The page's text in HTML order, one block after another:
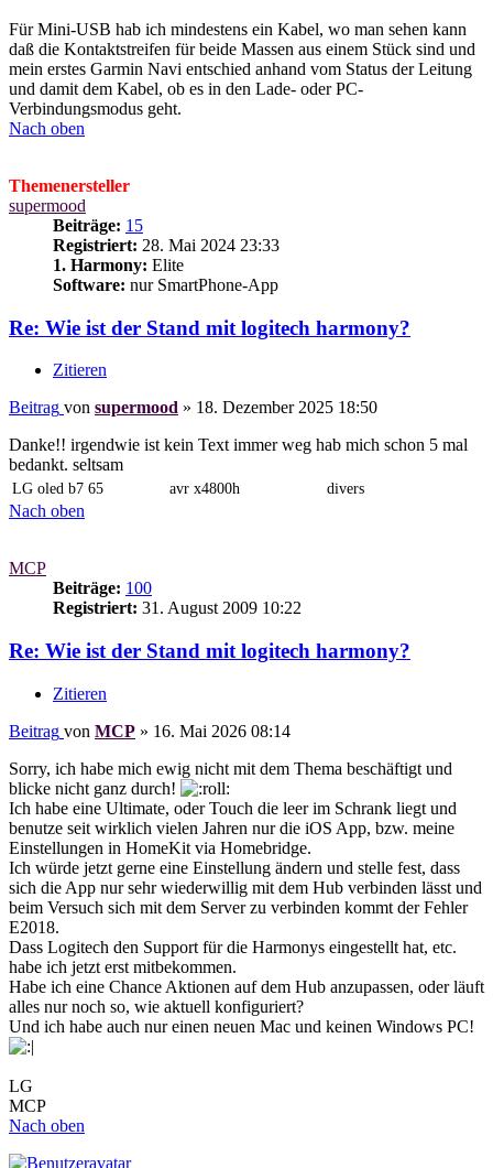
Für Mini-USB hab ich mindestens ein Kabel, wo man sehen kann
daß die Kontaktstreifen für beide Massen aus einem Stück sind und
mein erstes Garmin Navi entschied anhand vom Status der Leitung
und damit dem Kabel, ob es in den Lade- oder PC-
Verbindungsmodus geht.
Nach oben
Themenersteller
supermood
Beiträge: 15
Registriert: 28. Mai 2024 23:33
1. Harmony: Elite
Software: nur SmartPhone-App
Re: Wie ist der Stand mit logitech harmony?
Zitieren
Beitrag von supermood » 18. Dezember 2025 18:50
Danke!! irgendwie ist kein Text immer weg hab mich schon 5 mal
bedankt. seltsam
LG oled b7 65 avr x4800h divers
Nach oben
MCP
Beiträge: 100
Registriert: 31. August 2009 10:22
Re: Wie ist der Stand mit logitech harmony?
Zitieren
Beitrag von MCP » 16. Mai 2026 08:14
Sorry, ich habe mich ewig nicht mit dem Thema beschäftigt und
blicke nicht ganz durch!
Ich habe eine Ultimate, oder Touch die leer im Schrank liegt und
benutze seit wirklich vielen Jahren nur die iOS App, bzw. meine
Einstellungen in HomeKit via Homebridge.
Ich würde jetzt gerne eine Einstellung ändern und stelle fest, dass
sich die App nur sehr wiederwillig mit dem Hub verbinden lässt und
beim Versuch sich mit dem Server zu verbinden kommt der Fehler
E2018.
Dass Logitech den Support für die Harmonys eingestellt hat, etc.
habe ich jetzt erst mitbekommen.
Habe ich eine Chance Aktionen auf dem Hub anzupassen, oder läuft
alles nur noch so, wie aktuell konfiguriert?
Und ich habe auch nur einen neuen Mac und keinen Windows PC!
LG
MCP
Nach oben